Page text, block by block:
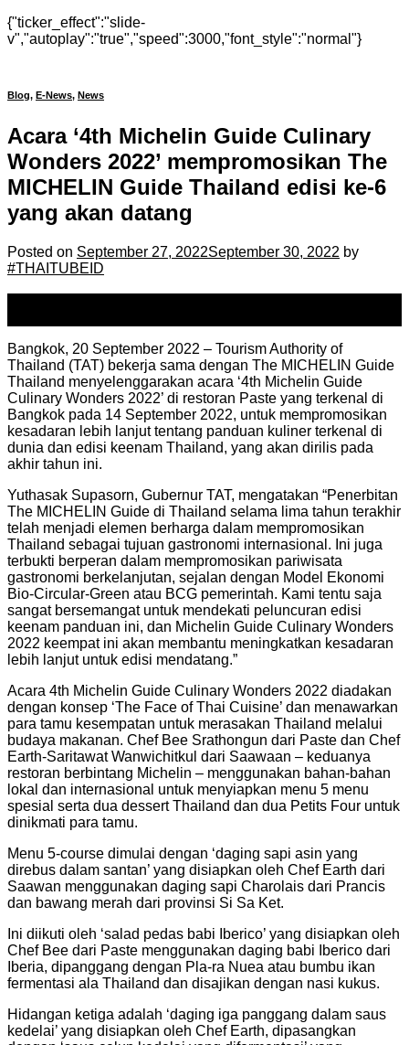
{"ticker_effect":"slide-
v","autoplay":"true","speed":3000,"font_style":"normal"}
Blog, E-News, News
Acara ‘4th Michelin Guide Culinary
Wonders 2022’ mempromosikan The
MICHELIN Guide Thailand edisi ke-6
yang akan datang
Posted on September 27, 2022September 30, 2022 by
#THAITUBEID
Bangkok, 20 September 2022 – Tourism Authority of
Thailand (TAT) bekerja sama dengan The MICHELIN Guide
Thailand menyelenggarakan acara ‘4th Michelin Guide
Culinary Wonders 2022’ di restoran Paste yang terkenal di
Bangkok pada 14 September 2022, untuk mempromosikan
kesadaran lebih lanjut tentang panduan kuliner terkenal di
dunia dan edisi keenam Thailand, yang akan dirilis pada
akhir tahun ini.
Yuthasak Supasorn, Gubernur TAT, mengatakan “Penerbitan
The MICHELIN Guide di Thailand selama lima tahun terakhir
telah menjadi elemen berharga dalam mempromosikan
Thailand sebagai tujuan gastronomi internasional. Ini juga
terbukti berperan dalam mempromosikan pariwisata
gastronomi berkelanjutan, sejalan dengan Model Ekonomi
Bio-Circular-Green atau BCG pemerintah. Kami tentu saja
sangat bersemangat untuk mendekati peluncuran edisi
keenam panduan ini, dan Michelin Guide Culinary Wonders
2022 keempat ini akan membantu meningkatkan kesadaran
lebih lanjut untuk edisi mendatang.”
Acara 4th Michelin Guide Culinary Wonders 2022 diadakan
dengan konsep ‘The Face of Thai Cuisine’ dan menawarkan
para tamu kesempatan untuk merasakan Thailand melalui
budaya makanan. Chef Bee Srathongun dari Paste dan Chef
Earth-Saritawat Wanwichitkul dari Saawaan – keduanya
restoran berbintang Michelin – menggunakan bahan-bahan
lokal dan internasional untuk menyiapkan menu 5 menu
spesial serta dua dessert Thailand dan dua Petits Four untuk
dinikmati para tamu.
Menu 5-course dimulai dengan ‘daging sapi asin yang
direbus dalam santan’ yang disiapkan oleh Chef Earth dari
Saawan menggunakan daging sapi Charolais dari Prancis
dan bawang merah dari provinsi Si Sa Ket.
Ini diikuti oleh ‘salad pedas babi Iberico’ yang disiapkan oleh
Chef Bee dari Paste menggunakan daging babi Iberico dari
Iberia, dipanggang dengan Pla-ra Nuea atau bumbu ikan
fermentasi ala Thailand dan disajikan dengan nasi kukus.
Hidangan ketiga adalah ‘daging iga panggang dalam saus
kedelai’ yang disiapkan oleh Chef Earth, dipasangkan